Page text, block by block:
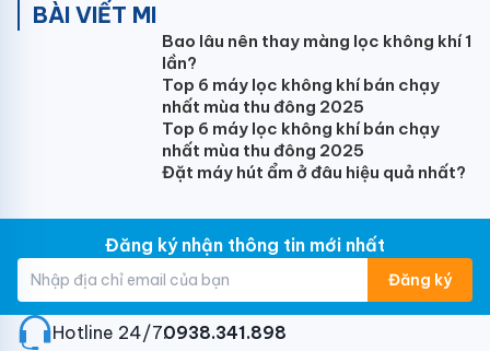
BÀI VIẾT MI
Bao lâu nên thay màng lọc không khí 1
lần?
Top 6 máy lọc không khí bán chạy
nhất mùa thu đông 2025
Top 6 máy lọc không khí bán chạy
nhất mùa thu đông 2025
Đặt máy hút ẩm ở đâu hiệu quả nhất?
Đăng ký nhận thông tin mới nhất
Đăng ký
Hotline 24/7:0938.341.898